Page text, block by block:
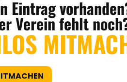
Eintrag
Verein fehlt